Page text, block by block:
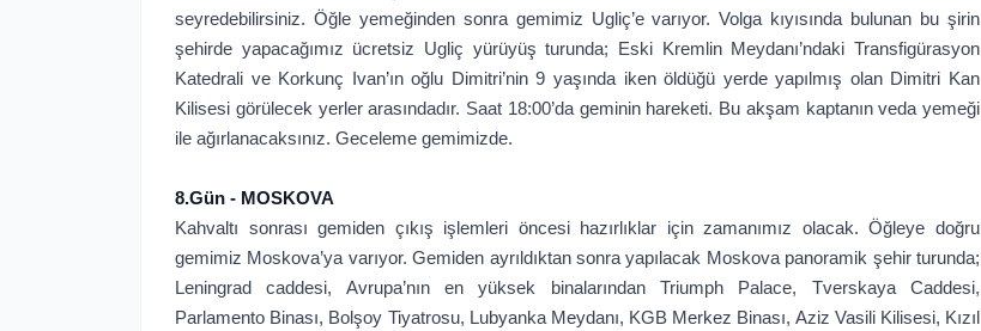
seyredebilirsiniz. Öğle yemeğinden sonra gemimiz Ugliç’e varıyor. Volga kıyısında bulunan bu şirin
şehirde yapacağımız ücretsiz Ugliç yürüyüş turunda; Eski Kremlin Meydanı’ndaki Transfigürasyon
Katedrali ve Korkunç Ivan’ın oğlu Dimitri’nin 9 yaşında iken öldüğü yerde yapılmış olan Dimitri Kan
Kilisesi görülecek yerler arasındadır. Saat 18:00’da geminin hareketi. Bu akşam kaptanın veda yemeği
ile ağırlanacaksınız. Geceleme gemimizde.
8.Gün - MOSKOVA
Kahvaltı sonrası gemiden çıkış işlemleri öncesi hazırlıklar için zamanımız olacak. Öğleye doğru
gemimiz Moskova’ya varıyor. Gemiden ayrıldıktan sonra yapılacak Moskova panoramik şehir turunda;
Leningrad caddesi, Avrupa’nın en yüksek binalarından Triumph Palace, Tverskaya Caddesi,
Parlamento Binası, Bolşoy Tiyatrosu, Lubyanka Meydanı, KGB Merkez Binası, Aziz Vasili Kilisesi, Kızıl